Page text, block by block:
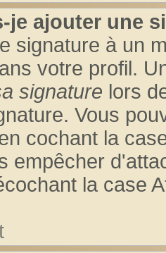
je ajouter une
signature à un
votre profil.
signature lors
Vous
cochant la
empêcher
la case